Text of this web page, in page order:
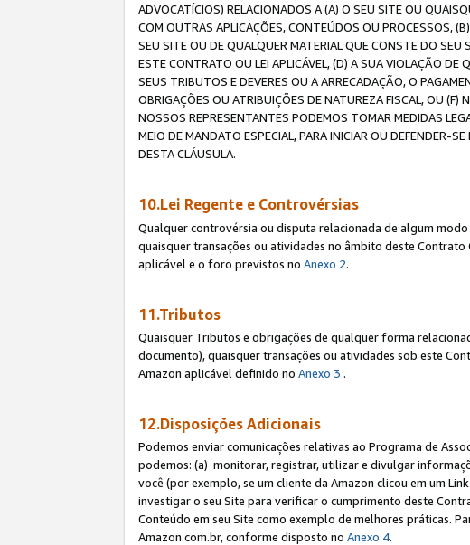
ADVOCATÍCIOS) RELACIONADOS A (A) O SEU SITE OU
COM OUTRAS APLICAÇÕES, CONTEÚDOS OU PROCESSOS,
SEU SITE OU DE QUALQUER MATERIAL QUE CONSTE DO
ESTE CONTRATO OU LEI APLICÁVEL, (D) A SUA VIOLAÇÃO
SEUS TRIBUTOS E DEVERES OU A ARRECADAÇÃO, O
OBRIGAÇÕES OU ATRIBUIÇÕES DE NATUREZA FISCAL, OU (F)
NOSSOS REPRESENTANTES PODEMOS TOMAR MEDIDAS
MEIO DE MANDATO ESPECIAL, PARA INICIAR OU DEFENDER-
DESTA CLÁUSULA.
10.Lei Regente e Controvérsias
Qualquer controvérsia ou disputa relacionada de algum
quaisquer transações ou atividades no âmbito deste
aplicável e o foro previstos no Anexo 2.
11.Tributos
Quaisquer Tributos e obrigações de qualquer forma
documento), quaisquer transações ou atividades sob este
Amazon aplicável definido no Anexo 3 .
12.Disposições Adicionais
Podemos enviar comunicações relativas ao Programa de
podemos: (a) monitorar, registrar, utilizar e divulgar
você (por exemplo, se um cliente da Amazon clicou em um
investigar o seu Site para verificar o cumprimento deste
Conteúdo em seu Site como exemplo de melhores práticas.
Amazon.com.br, conforme disposto no Anexo 4.